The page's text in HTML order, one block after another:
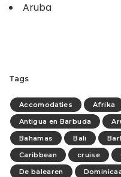
Aruba
Tags
Accomodaties Afrika
Antigua en Barbuda
Bahamas
Bali
Caribbean
cruise
De balearen